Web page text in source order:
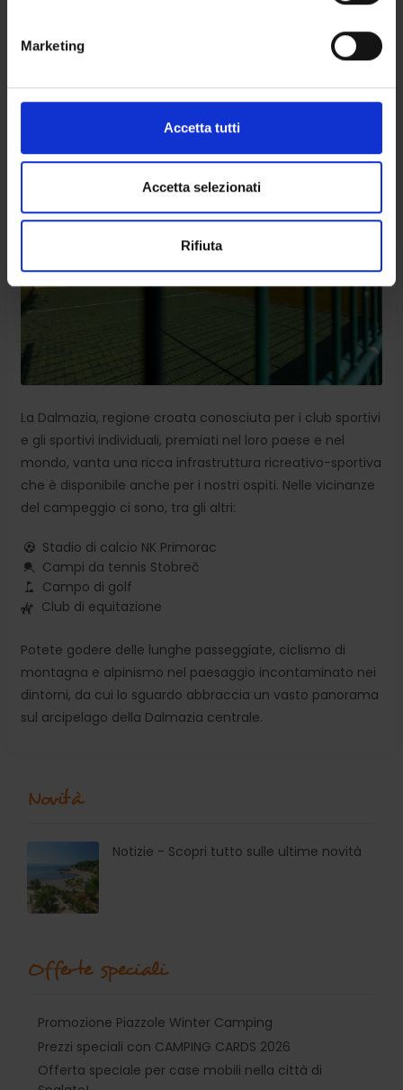
Marketing
Accetta tutti
Accetta selezionati
Rifiuta
La Dalmazia, regione croata conosciuta per i club sportivi
e gli sportivi individuali, premiati nel loro paese e nel
mondo, vanta una ricca infrastruttura ricreativo-sportiva
che è disponibile anche per i nostri ospiti. Nelle vicinanze
del campeggio ci sono, tra gli altri:
Stadio di calcio NK Primorac
Campi da tennis Stobreč
Campo di golf
Club di equitazione
Potete godere delle lunghe passeggiate, ciclismo di
montagna e alpinismo nel paesaggio incontaminato nei
dintorni, da cui lo sguardo abbraccia un vasto panorama
sul arcipelago della Dalmazia centrale.
Novità
Notizie - Scopri tutto sulle ultime novità
Offerte speciali
Promozione Piazzole Winter Camping
Prezzi speciali con CAMPING CARDS 2026
Offerta speciale per case mobili nella città di